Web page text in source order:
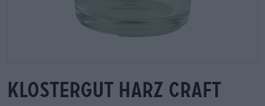
klostergut harz craft